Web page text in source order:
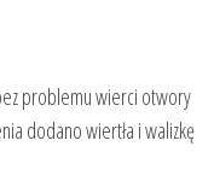
problemu wierci otwory
dodano wiertła i walizkę